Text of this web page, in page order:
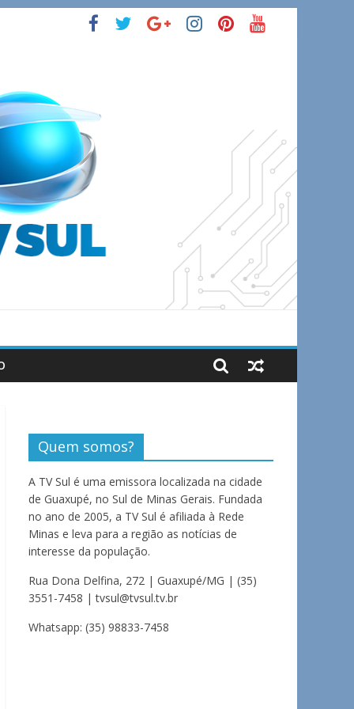
Quem somos?
A TV Sul é uma emissora localizada na cidade
de Guaxupé, no Sul de Minas Gerais. Fundada
no ano de 2005, a TV Sul é afiliada à Rede
Minas e leva para a região as notícias de
interesse da população.
Rua Dona Delfina, 272 | Guaxupé/MG | (35)
3551-7458 | tvsul@tvsul.tv.br
Whatsapp: (35) 98833-7458